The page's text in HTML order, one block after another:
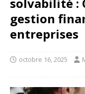
gestion
entreprises
octobre 16, 2025